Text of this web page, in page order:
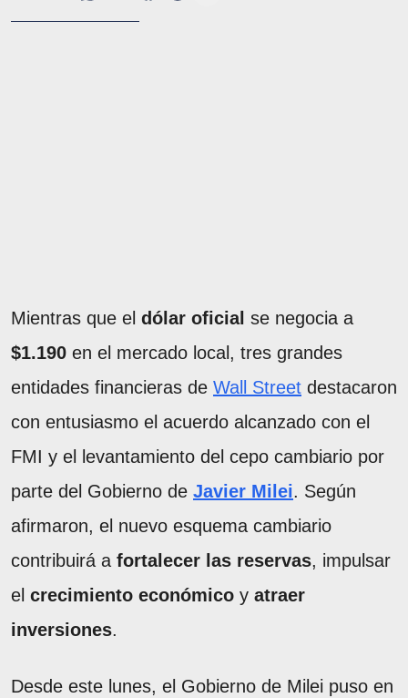
Mientras que el dólar oficial se negocia a
$1.190 en el mercado local, tres grandes
entidades financieras de Wall Street destacaron
con entusiasmo el acuerdo alcanzado con el
FMI y el levantamiento del cepo cambiario por
parte del Gobierno de Javier Milei. Según
afirmaron, el nuevo esquema cambiario
contribuirá a fortalecer las reservas, impulsar
el crecimiento económico y atraer
inversiones.
Desde este lunes, el Gobierno de Milei puso en